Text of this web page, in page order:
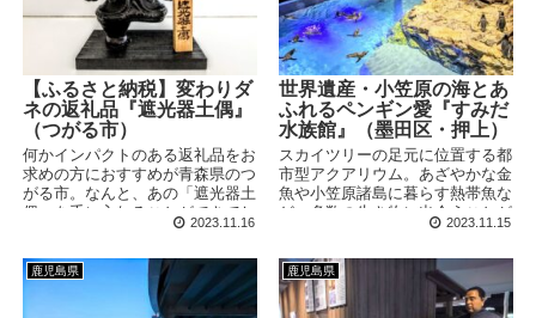
【ふるさと納税】変わりダ
ネの返礼品『遮光器土偶』
（つがる市）
何かインパクトのある返礼品をお
求めの方におすすめが青森県のつ
がる市。なんと、あの「遮光器土
偶」を手に入れることができてし
まいます。自宅に立てれば、一気
2023.11.16
世界遺産・小笠原の海とあ
ふれるペンギン愛『すみだ
水族館』（墨田区・押上）
スカイツリーの足元に位置する都
市型アクアリウム。あざやかな金
魚や小笠原諸島に暮らす熱帯魚な
ど、多数の生き物に出会うことが
できます。たくさんのペンギンも
名前が付いています！気になる推
しペンギン探しもおすすめです。
2023.11.15
鹿児島県 鹿児島県